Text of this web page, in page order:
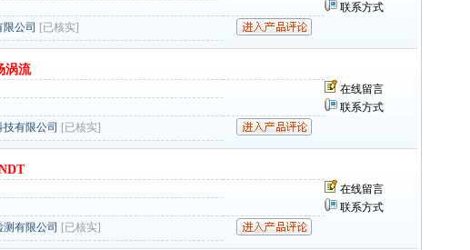
联系方式
公司 [已核实]
涡流
在线留言
联系方式
有限公司 [已核实]
在线留言
联系方式
有限公司 [已核实]